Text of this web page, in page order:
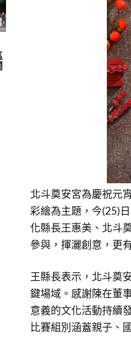
北斗奠安宮為慶祝元
彩繪為主題，今(25)
化縣長王惠美、北斗
參與，揮灑創意，更
王縣長表示，北斗奠
鍵場域。感謝陳在董
意義的文化活動持續
比賽組別涵蓋親子、